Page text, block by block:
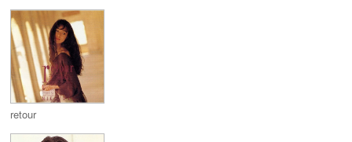
retour